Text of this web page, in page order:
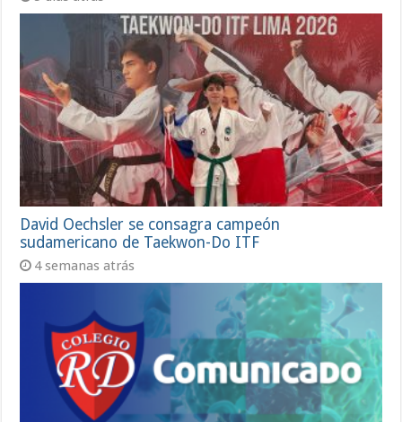
David Oechsler se consagra campeón
sudamericano de Taekwon-Do ITF
4 semanas atrás